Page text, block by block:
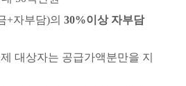
+자부담)의 30%이상 자부담
대상자는 공급가액분만을 지